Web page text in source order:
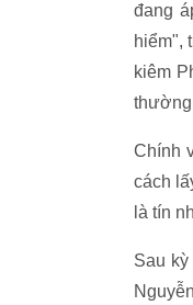
đang
hiểm",
kiêm
thường
Chính
cách
là tín
Sau